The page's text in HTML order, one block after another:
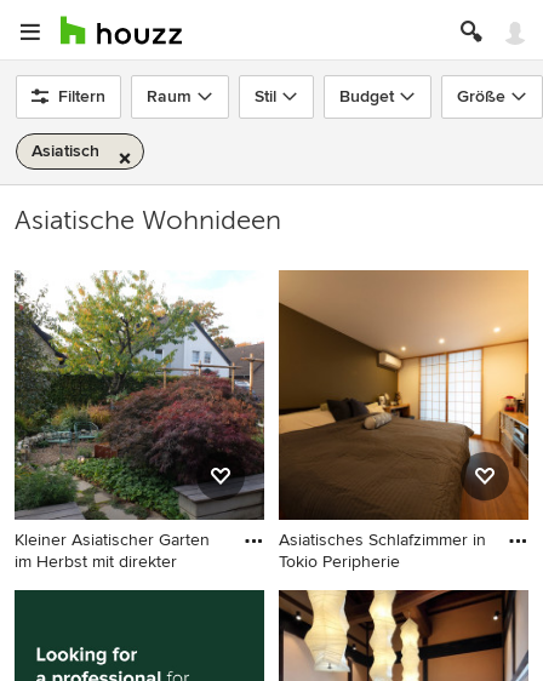
Filtern Raum Stil Budget Größe
Asiatisch
Asiatische Wohnideen
Kleiner Asiatischer Garten
im Herbst mit direkter
Kleiner Asiatischer Garten im
Sonneneinstrahlung,
Natursteinplatten und
Asiatisches Schlafzimmer in
Tokio Peripherie
Asiatisches Schlafzimmer in
Tokio Peripherie